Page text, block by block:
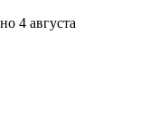
4 августа